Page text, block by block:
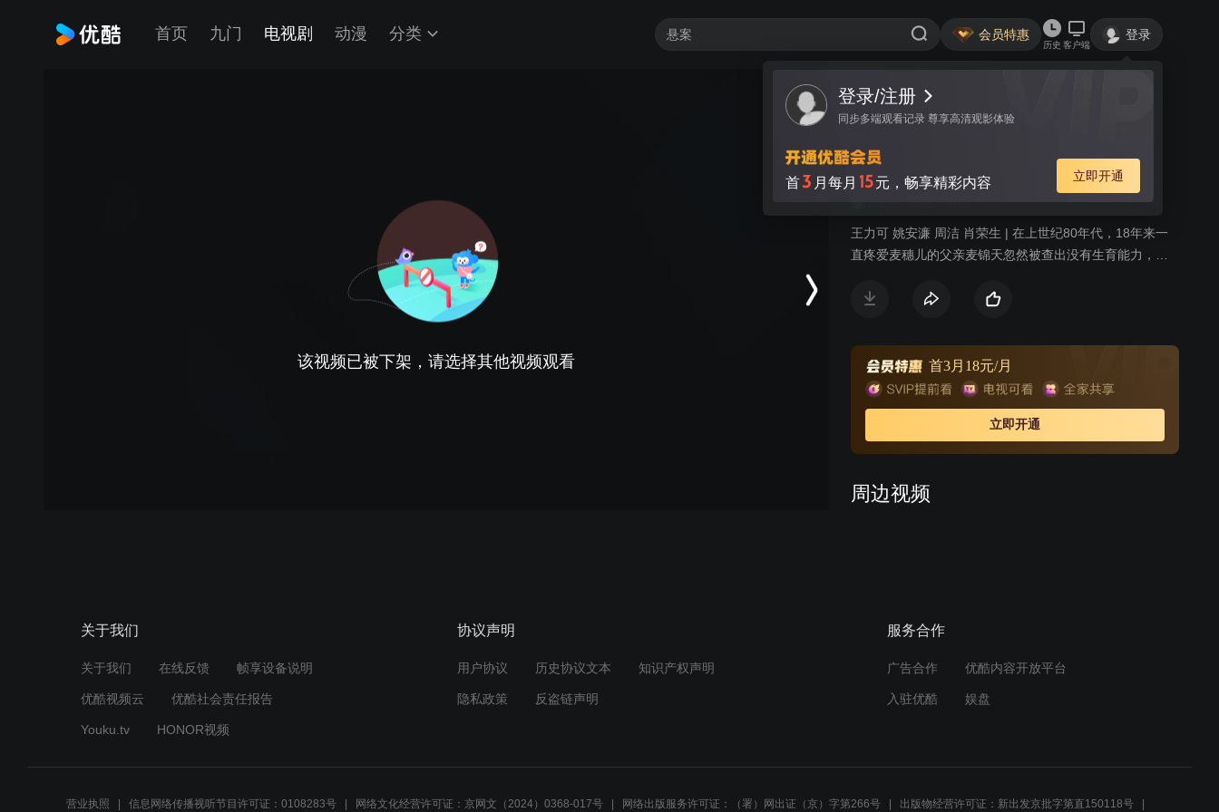
首页 九门 电视剧 动漫 分类 会员特惠
历史 客户端
登录
该视频已被下架，请选择其他视频观看
视频 讨论
疯狂的麦穗儿
王力可 姚安濂 周洁 肖荣生 | 在上世纪80年代，18年来一
直疼爱麦穗儿的父亲麦锦天忽然被查出没有生育能力，妻
狂。麦穗儿在父亲的怒火中，先后七次被送入疯人院。
首3月18元/月
立即开通
周边视频
莉恩将仇报
04:14
关于我们
关于我们 在线反馈 帧享设备说明
优酷视频云 优酷社会责任报告
Youku.tv HONOR视频
协议声明
用户协议 历史协议文本 知识产权声明
隐私政策 反盗链声明
服务合作
广告合作 优酷内容开放平台
入驻优酷 娱盘
营业执照 信息网络传播视听节目许可证：0108283号 网络文化经营许可证：京网文（2024）0368-017号 网络出版服务许可证：（署）网出证（京）字第266号 出版物经营许可证：新出发京批字第直150118号